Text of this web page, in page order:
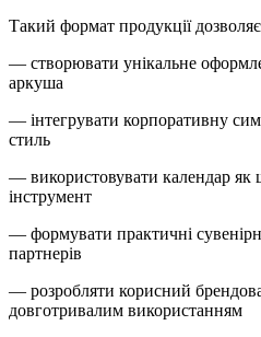
Такий формат продукції
— створювати унікальне
аркуша
— інтегрувати корпоративну
стиль
— використовувати календар
інструмент
— формувати практичні
партнерів
— розробляти корисний
довготривалим використанням